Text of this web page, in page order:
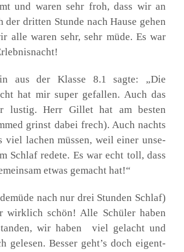
und waren sehr froh, dass wir an
der drit­ten Stun­de nach Hau­se gehen
alle waren sehr, sehr müde. Es war
aus der Klas­se 8.1 sag­te: „Die
hat mir super gefal­len. Auch das
lus­tig. Herr Gil­let hat am bes­ten
grinst dabei frech). Auch nachts
viel lachen müs­sen, weil einer unse­
Schlaf rede­te. Es war echt toll, dass
etwas gemacht hat!“
nach nur drei Stun­den Schlaf)
wirk­lich schön! Alle Schü­ler haben
wir haben viel gelacht und
gele­sen. Bes­ser geht’s doch eigent­